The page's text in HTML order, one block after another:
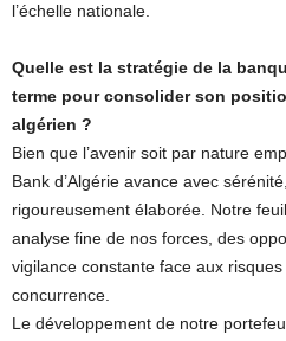
l’échelle nationale.
Quelle est la stratégie de la
terme pour consolider son
algérien ?
Bien que l’avenir soit par nature
Bank d’Algérie avance avec
rigoureusement élaborée. Notre
analyse fine de nos forces, des
vigilance constante face aux risques
concurrence.
Le développement de notre